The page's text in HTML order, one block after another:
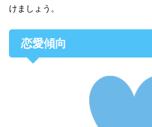
けましょう。
恋愛傾向